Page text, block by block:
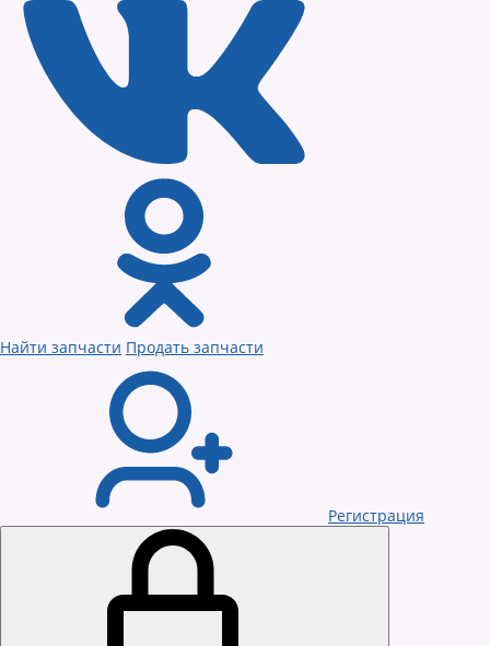
Найти запчасти Продать запчасти
Регистрация